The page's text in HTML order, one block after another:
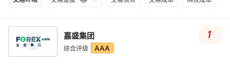
嘉盛集团
综合评级 AAA
1